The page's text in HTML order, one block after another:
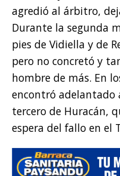
agredió al árbitro,
Durante la segunda
pies de Vidiella y de
pero no concretó y
hombre de más. En
encontró adelantado
tercero de Huracán,
espera del fallo en el